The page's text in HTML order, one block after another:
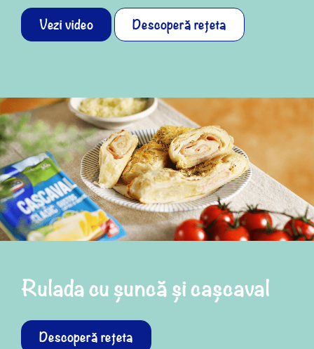
Vezi video Descoperă rețeta
Rulada cu șuncă și cașcaval
Descoperă rețeta